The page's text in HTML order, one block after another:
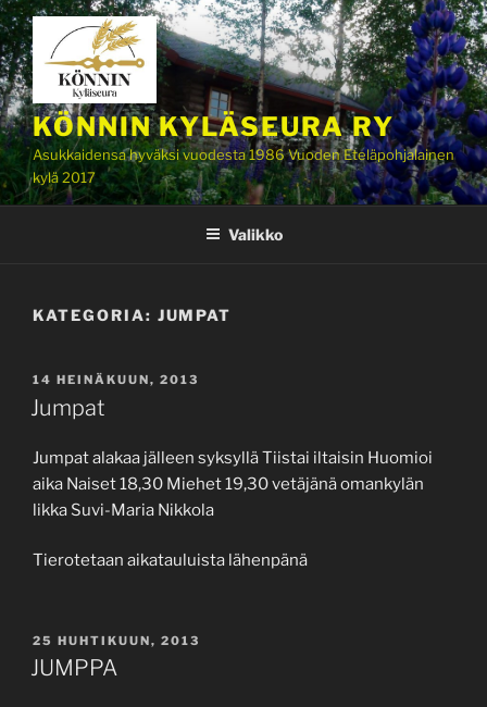
Siirry
sisältöön
KÖNNIN KYLÄSEURA RY
Asukkaidensa hyväksi vuodesta 1986 Vuoden Eteläpohjalainen
kylä 2017
Valikko
KATEGORIA: JUMPAT
JULKAISTU
14 HEINÄKUUN, 2013
Jumpat
Jumpat alakaa jälleen syksyllä Tiistai iltaisin Huomioi
aika Naiset 18,30 Miehet 19,30 vetäjänä omankylän
likka Suvi-Maria Nikkola
Tierotetaan aikatauluista lähenpänä
JULKAISTU
25 HUHTIKUUN, 2013
JUMPPA